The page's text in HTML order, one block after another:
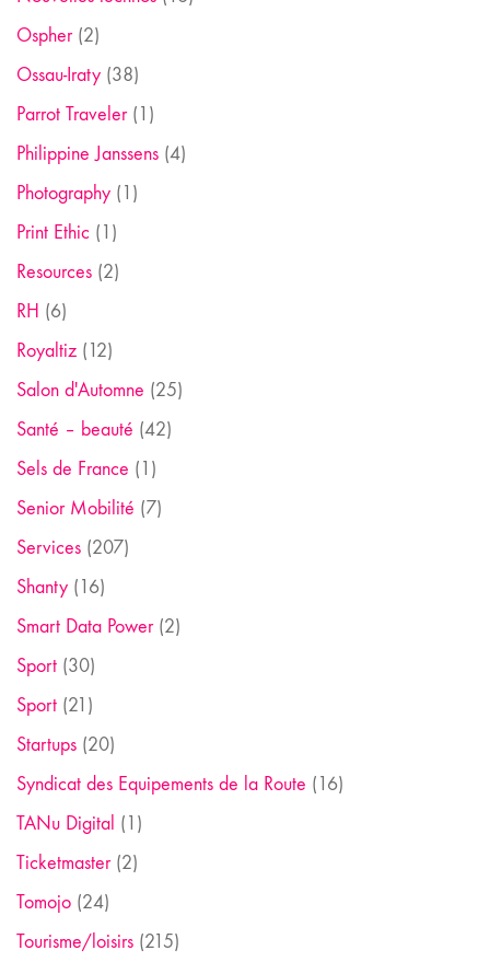
Ospher(2)
Ossau-Iraty (38)
Parrot Traveler(1)
Philippine Janssens (4)
Photography (1)
Print Ethic (1)
Resources (2)
RH (6)
Royaltiz (12)
Salon d'Automne (25)
Santé – beauté (42)
Sels de France (1)
Senior Mobilité (7)
Services (207)
Shanty (16)
Smart Data Power(2)
Sport (30)
Sport (21)
Startups (20)
Syndicat des Equipements de la Route (16)
TANu Digital (1)
Ticketmaster(2)
Tomojo (24)
Tourisme/loisirs (215)